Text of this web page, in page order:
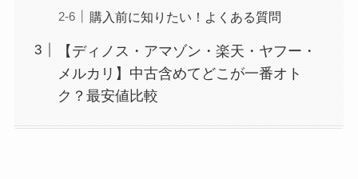
購入前に知りたい！よくある質問
【ディノス・アマゾン・楽天・ヤフー・
メルカリ】中古含めてどこが一番オト
ク？最安値比較